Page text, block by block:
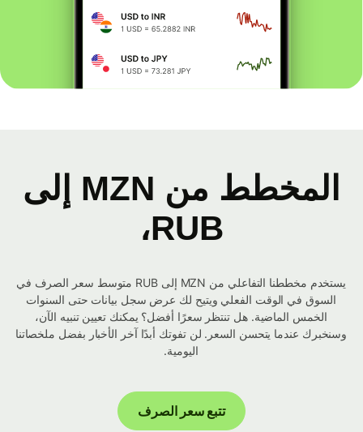
المخطط من MZN إلى
RUB،
يستخدم مخططنا التفاعلي من MZN إلى RUB متوسط ​​سعر الصرف في
السوق في الوقت الفعلي ويتيح لك عرض سجل بيانات حتى السنوات
الخمس الماضية. هل تنتظر سعرًا أفضل؟ يمكنك تعيين تنبيه الآن،
وسنخبرك عندما يتحسن السعر. لن تفوتك أبدًا آخر الأخبار بفضل ملخصاتنا
اليومية.
تتبع سعر الصرف